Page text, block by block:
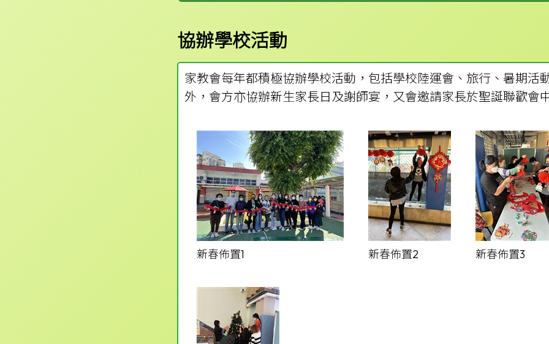
協辦學校活動
家教會每年都積極協辦學校活動，包括學校陸運會、旅行、暑期活
外，會方亦協辦新生家長日及謝師宴，又會邀請家長於聖誕聯歡會
新春佈置1 新春佈置2 新春佈置3